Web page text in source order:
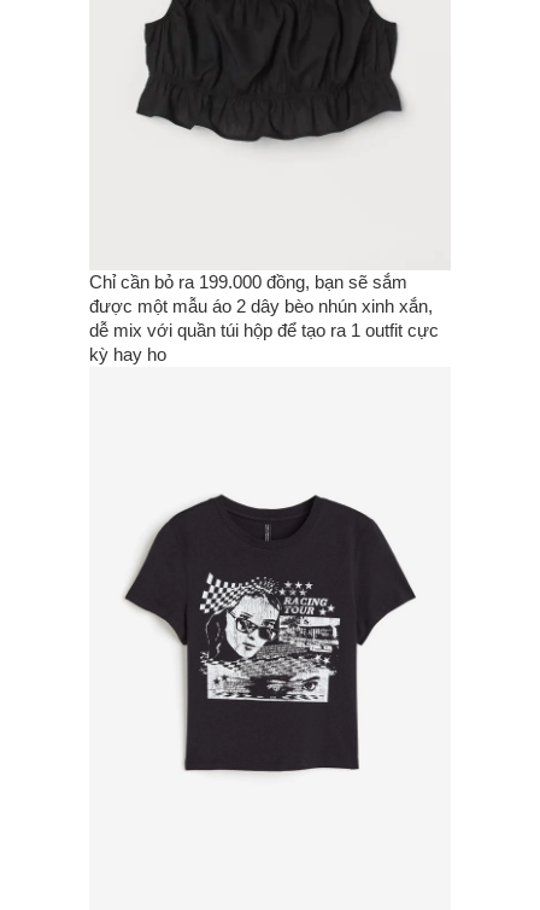
Chỉ cần bỏ ra 199.000 đồng, bạn sẽ sắm
được một mẫu áo 2 dây bèo nhún xinh xắn,
dễ mix với quần túi hộp để tạo ra 1 outfit cực
kỳ hay ho